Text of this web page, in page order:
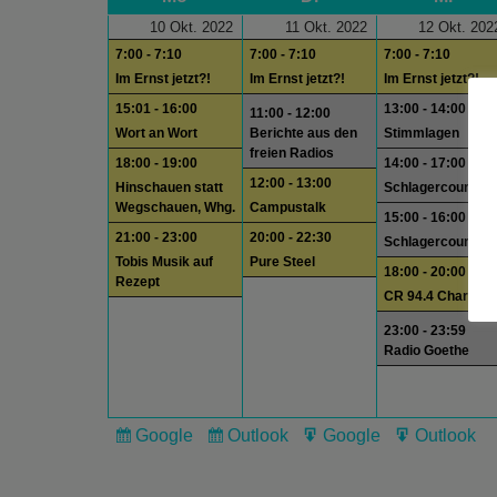
10 Okt. 2022
7:00 - 7:10
Im Ernst jetzt?!
15:01 - 16:00
Wort an Wort
18:00 - 19:00
Hinschauen statt
Wegschauen, Whg.
21:00 - 23:00
Tobis Musik auf
Rezept
11 Okt. 2022
7:00 - 7:10
Im Ernst jetzt?!
11:00 - 12:00
Berichte aus den
freien Radios
12:00 - 13:00
Campustalk
20:00 - 22:30
Pure Steel
12 Okt.
7:00 - 7:10
Im Ernst jetzt?!
13:00 - 14:00
Stimmlagen
14:00 - 17:00
15:00 - 16:00
18:00 - 20:00
CR 94.4 Charts
23:00 - 23:59
Radio Goethe
Subscribe
Google
Subscribe
Outlook
Export
Google
Export
Outlook